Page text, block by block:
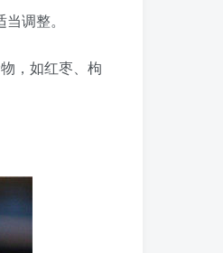
调整。
，如红枣、枸